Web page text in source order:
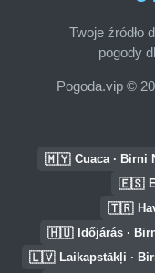
Twoje źródło
pogody
Pogoda.vip ©
🇲🇾 Cuaca · Birni
🇪🇸
🇹🇷
🇭🇺 Időjárás ·
🇱🇻 Laikapstākļi ·